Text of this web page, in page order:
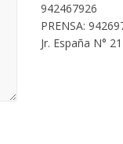
942467926
PRENSA:
Jr. España N°